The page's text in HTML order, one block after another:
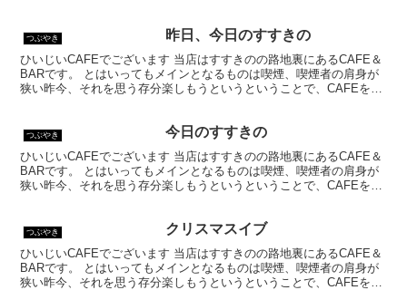
つぶやき 昨日、今日のすすきの
ひいじいCAFEでございます 当店はすすきのの路地裏にあるCAFE＆
BARです。 とはいってもメインとなるものは喫煙、喫煙者の肩身が
狭い昨今、それを思う存分楽しもうというということで、CAFEを名
つぶやき 今日のすすきの
ひいじいCAFEでございます 当店はすすきのの路地裏にあるCAFE＆
BARです。 とはいってもメインとなるものは喫煙、喫煙者の肩身が
狭い昨今、それを思う存分楽しもうというということで、CAFEを名
つぶやき クリスマスイブ
ひいじいCAFEでございます 当店はすすきのの路地裏にあるCAFE＆
BARです。 とはいってもメインとなるものは喫煙、喫煙者の肩身が
狭い昨今、それを思う存分楽しもうというということで、CAFEを名